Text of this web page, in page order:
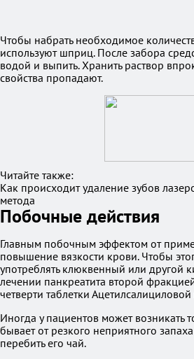
Чтобы набрать необходимое
используют шприц. После забора
водой и выпить. Хранить раствор
свойства пропадают.
Читайте также:
Как происходит удаление зубов
метода
Побочные действия
Главным побочным эффектом от
повышение вязкости крови. Чтобы
употреблять клюквенный или другой
лечении панкреатита второй
четверти таблетки
Иногда у пациентов может возникать
бывает от резкого неприятного
перебить его чай.